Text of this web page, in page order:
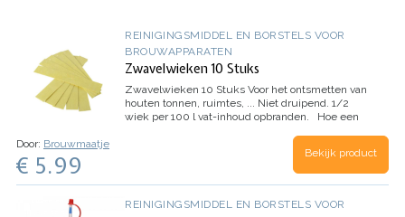
REINIGINGSMIDDEL EN BORSTELS VOOR
BROUWAPPARATEN
Zwavelwieken 10 Stuks
Zwavelwieken 10 Stuks Voor het ontsmetten van
houten tonnen, ruimtes, ... Niet druipend. 1/2
wiek per 100 l vat-inhoud opbranden. Hoe een
Door: Brouwmaatje
€ 5.99 Bekijk product
REINIGINGSMIDDEL EN BORSTELS VOOR